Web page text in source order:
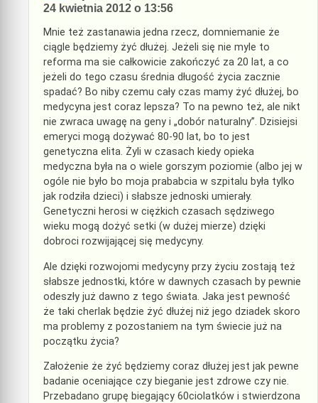
24 kwietnia 2012 o 13:56
Mnie też zastanawia jedna rzecz, domniemanie że
ciągle będziemy żyć dłużej. Jeżeli się nie myle to
reforma ma sie całkowicie zakończyć za 20 lat, a co
jeżeli do tego czasu średnia długość życia zacznie
spadać? Bo niby czemu cały czas mamy żyć dłużej, bo
medycyna jest coraz lepsza? To na pewno też, ale nikt
nie zwraca uwagę na geny i „dobór naturalny”. Dzisiejsi
emeryci mogą dożywać 80-90 lat, bo to jest
genetyczna elita. Żyli w czasach kiedy opieka
medyczna była na o wiele gorszym poziomie (albo jej w
ogóle nie było bo moja prababcia w szpitalu była tylko
jak rodziła dzieci) i słabsze jednoski umierały.
Genetyczni herosi w ciężkich czasach sędziwego
wieku mogą dożyć setki (w dużej mierze) dzięki
dobroci rozwijającej się medycyny.
Ale dzięki rozwojomi medycyny przy życiu zostają też
słabsze jednostki, które w dawnych czasach by pewnie
odeszły już dawno z tego świata. Jaka jest pewność
że taki cherlak będzie żyć dłużej niż jego dziadek skoro
ma problemy z pozostaniem na tym świecie już na
początku życia?
Założenie że żyć będziemy coraz dłużej jest jak pewne
badanie oceniające czy bieganie jest zdrowe czy nie.
Przebadano grupę biegający 60ciolatków i stwierdzona